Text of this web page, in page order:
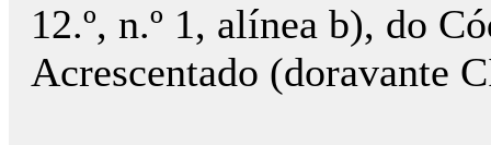
12.º, n.º 1, alínea b), do
Acrescentado (doravante